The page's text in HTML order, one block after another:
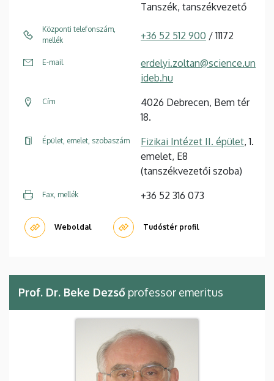
Tanszék, tanszékvezető
Központi telefonszám,
mellék
+36 52 512 900 / 11172
E-mail
erdelyi.zoltan@science.un
ideb.hu
Cím
4026 Debrecen, Bem tér
18.
Épület, emelet, szobaszám Fizikai Intézet II. épület, 1.
emelet, E8
(tanszékvezetői szoba)
Fax, mellék +36 52 316 073
Weboldal Tudóstér profil
Prof. Dr. Beke Dezső professor emeritus